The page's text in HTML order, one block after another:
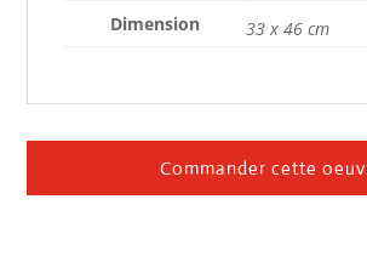
Dimension
33 x 46 cm
Commander cette